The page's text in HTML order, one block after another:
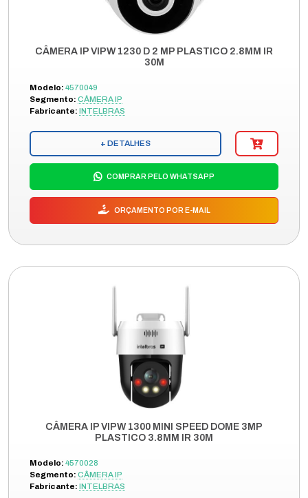
CÂMERA IP VIPW 1230 D 2 MP PLASTICO 2.8MM IR
30M
Modelo: 4570049
Segmento: CÂMERA IP
Fabricante: INTELBRAS
+ DETALHES
COMPRAR PELO WHATSAPP
ORÇAMENTO POR E-MAIL
CÂMERA IP VIPW 1300 MINI SPEED DOME 3MP
PLASTICO 3.8MM IR 30M
Modelo: 4570028
Segmento: CÂMERA IP
Fabricante: INTELBRAS